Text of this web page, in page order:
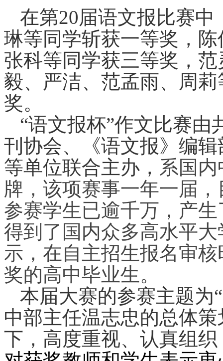
在第20届语文报比赛
琳等同学斩获一等奖 ，
张科等同学获三等奖，
毅、严洁、范孟雨、周莉
奖。
“语文报杯”作文比赛由
刊协会、《语文报》编
等单位联合主办， 系国
牌，该项赛事一年一届
参赛学生已逾千万，产
得到了国内众多高水平
示，在自主招生报名审
奖的高中毕业生。
本届大赛的参赛主题为“
中部主任温志忠的总体
下， 高度重视、认真组